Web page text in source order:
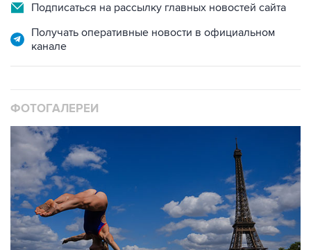
Подписаться на рассылку главных новостей сайта
Получать оперативные новости в официальном
канале
ФОТОГАЛЕРЕИ